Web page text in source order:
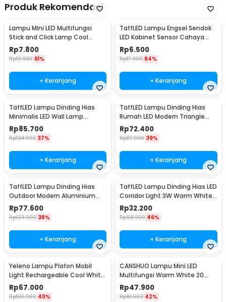
Produk Rekomendasi
Lampu Mini LED Multifungsi
Stick and Click Lamp Cool
White 6.5cm - LL003
Rp7.800
Rp19.900 61%
+ Keranjang
TaffLED Lampu Engsel Sendok
LED Kabinet Sensor Cahaya
Cool White 12V - XYD
Rp6.500
Rp17.900 64%
+ Keranjang
TaffLED Lampu Dinding Hias
Minimalis LED Wall Lamp
Aluminium 12W Warm White -
B1001
Rp85.700
Rp134.900 37%
+ Keranjang
TaffLED Lampu Dinding Hias
Rumah LED Modern Triangle
Aluminium 3W - ABD-3W-SJX
Rp72.400
Rp117.900 39%
+ Keranjang
TaffLED Lampu Dinding Hias
Outdoor Modern Aluminium
6W Warm White - MSL021
Rp77.600
Rp123.900 38%
+ Keranjang
TaffLED Lampu Dinding Hias LED
Corridor Light 3W Warm White
3000K - F0011
Rp32.200
Rp58.900 46%
+ Keranjang
Yeleno Lampu Plafon Mobil
Light Rechargeable Cool White
2.2W - Y-975
Rp67.000
Rp109.900 40%
CANSHUO Lampu Mini LED
Multifungsi Warm White 20
Lumens 1W 3 PCS - YJ-904
Rp47.900
Rp81.900 42%